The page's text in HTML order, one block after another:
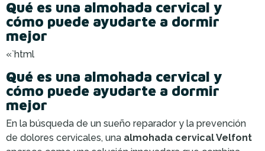
Qué es una almohada cervical y
cómo puede ayudarte a dormir
mejor
«`html
Qué es una almohada cervical y
cómo puede ayudarte a dormir
mejor
En la búsqueda de un sueño reparador y la prevención
de dolores cervicales, una almohada cervical Velfont